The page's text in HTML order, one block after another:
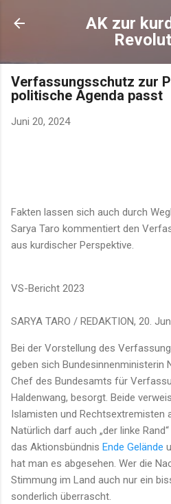
Direkt zum
AK zur
Verfassungsschutz zur
politische Agenda passt
Juni 20, 2024
Fakten lassen sich auch durch
Sarya Taro kommentiert den
aus kurdischer Perspektive.
VS-Bericht 2023
SARYA TARO / REDAKTION, 20.
Bei der Vorstellung des
geben sich Bundesinnenministerin
Chef des Bundesamts für
Haldenwang, besorgt. Beide
Islamisten und Rechtsextremisten
Natürlich darf auch „der linke
das Aktionsbündnis Ende Gelände
hat man es abgesehen. Wer die
Stimmung im Land auch nur ein
sonderlich überrascht.